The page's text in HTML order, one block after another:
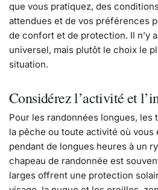
que vous pratiquez, des
attendues et de vos préférences
de confort et de protection. Il n’y
universel, mais plutôt le choix le
situation.
Considérez l’activité et
Pour les randonnées longues, les
la pêche ou toute activité où vous
pendant de longues heures à un
chapeau de randonnée est
larges offrent une protection